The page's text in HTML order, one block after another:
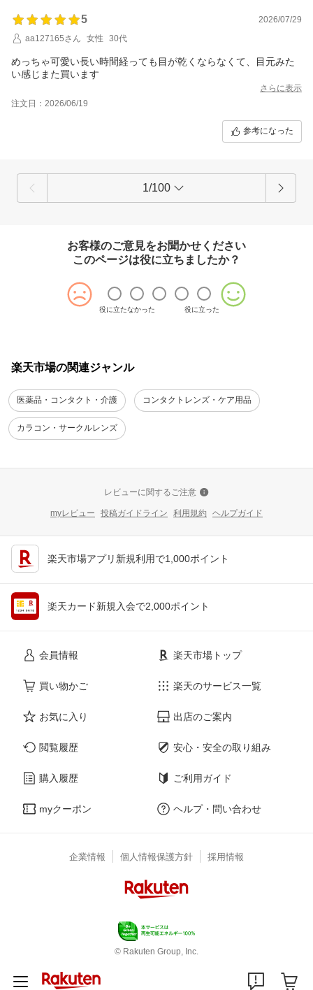
5
2026/07/29
aa127165さん
女性 30代
めっちゃ可愛い長い時間経っても目が乾くならなくて、目元みた
い感じまた買います
さらに表示
注文日：2026/06/19
参考になった
1/100
お客様のご意見をお聞かせください
このページは役に立ちましたか？
役に立たなかった 役に立った
楽天市場の関連ジャンル
医薬品・コンタクト・介護 コンタクトレンズ・ケア用品
カラコン・サークルレンズ
レビューに関するご注意
myレビュー 投稿ガイドライン 利用規約 ヘルプガイド
楽天市場アプリ新規利用で1,000ポイント
楽天カード新規入会で2,000ポイント
会員情報
買い物かご
お気に入り
閲覧履歴
購入履歴
myクーポン
楽天市場トップ
楽天のサービス一覧
出店のご案内
安心・安全の取り組み
ご利用ガイド
ヘルプ・問い合わせ
企業情報 個人情報保護方針 採用情報
© Rakuten Group, Inc.